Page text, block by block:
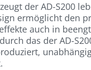
der AD-S200
ermöglicht den
auch in
das der AD-